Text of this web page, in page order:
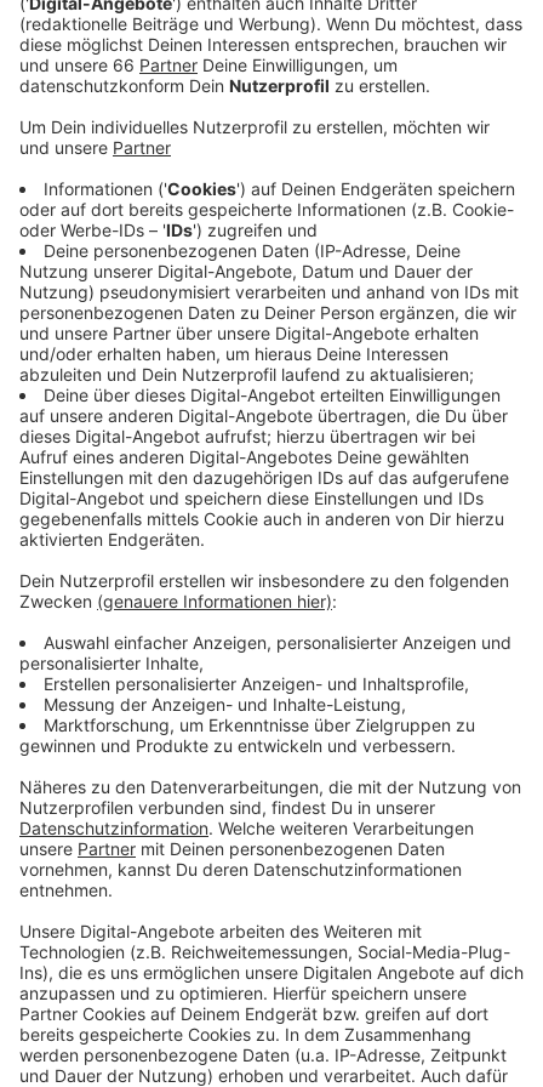
auch hier in Düsseldorf wieder an Fahrt
aufnehmen.
Veröffentlicht:Freitag, 18.02.2022 05:10
Der starke Wind der vergangenen Stunden hat bei uns
in der Stadt keine größeren Schäden verursacht und -
noch viel wichtiger - auch keine Menschen verletzt,
das hat die Feuerwehr in der Bilanz gemeldet. Seit
Donnerstagnacht bis gestern Abend mussten die
Einsatzkräfte 42 Einsätze abarbeiten. In den meisten
Fällen waren Äste abgebrochen und Bäume
umgekippt.
Anzeige
Weitere Infos und Links zum Thema:
Die Bilanz der Feuerwehr
Der Antenne Düsseldorf-Wetterservice auf
unserer Homepage
Hier informiert der Deutsche Wetterdienst
Anzeige
Anzeige